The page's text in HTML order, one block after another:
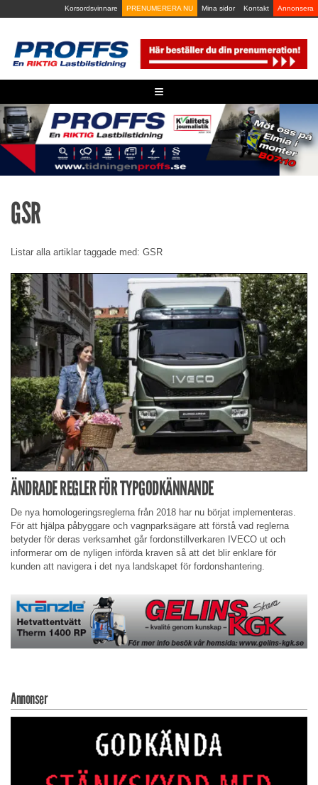
to
Korsordsvinnare PRENUMERERA NU Mina sidor Kontakt Annonsera
≡
GSR
Listar alla artiklar taggade med: GSR
ÄNDRADE REGLER FÖR TYPGODKÄNNANDE
De nya homologeringsreglerna från 2018 har nu börjat implementeras.
För att hjälpa påbyggare och vagnparksägare att förstå vad reglerna
betyder för deras verksamhet går fordonstillverkaren IVECO ut och
informerar om de nyligen införda kraven så att det blir enklare för
kunden att navigera i det nya landskapet för fordonshantering.
Annonser